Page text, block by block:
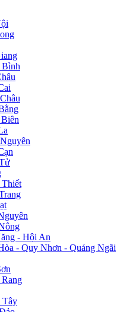
Thiết
- Hội An
- Quy Nhơn - Quảng Ngãi
Rang
Tây